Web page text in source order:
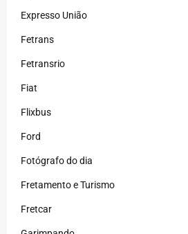
Expresso União
Fetrans
Fetransrio
Fiat
Flixbus
Ford
Fotógrafo do dia
Fretamento e Turismo
Fretcar